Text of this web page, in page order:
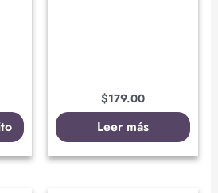
$179.00
Leer más